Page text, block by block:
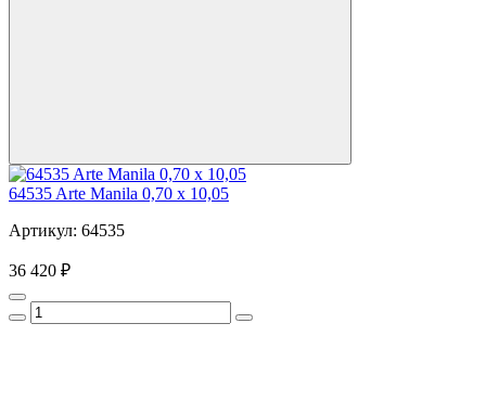
64535 Arte Manila 0,70 х 10,05
Артикул: 64535
36 420 ₽